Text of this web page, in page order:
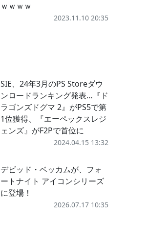
ｗｗｗｗ
2023.11.10 20:35
SIE、24年3月のPS Storeダウ
ンロードランキング発表…『ド
ラゴンズドグマ 2』がPS5で第
1位獲得、『エーペックスレジ
ェンズ』がF2Pで首位に
2024.04.15 13:32
デビッド・ベッカムが、フォ
ートナイト アイコンシリーズ
に登場！
2026.07.17 10:35